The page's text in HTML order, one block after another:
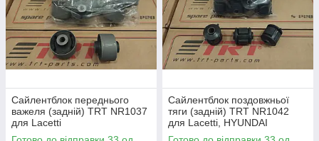
Сайлентблок переднього
важеля (задній) TRT NR1037
для Lacetti
Сайлентблок поздовжньої
тяги (задній) TRT NR1042
для Lacetti, HYUNDAI
ACCENT, Kia Cerato, Matrix,